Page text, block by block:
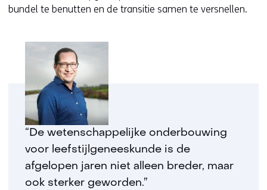
n
n
d
e
r
e
w
e
b
s
i
t
bundel te benutten en de transitie samen te versnellen.
“De wetenschappelijke onderbouwing
voor leefstijlgeneeskunde is de
afgelopen jaren niet alleen breder, maar
ook sterker geworden.”